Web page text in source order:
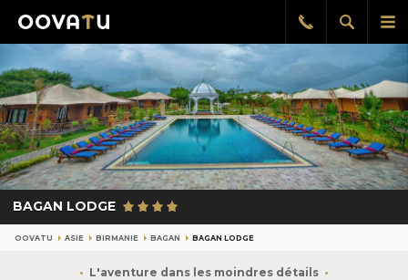
le
Afficher
la
Rappel
gratuit
BAGAN LODGE
OOVATU ASIE BIRMANIE BAGAN BAGAN LODGE
L'aventure dans les moindres détails